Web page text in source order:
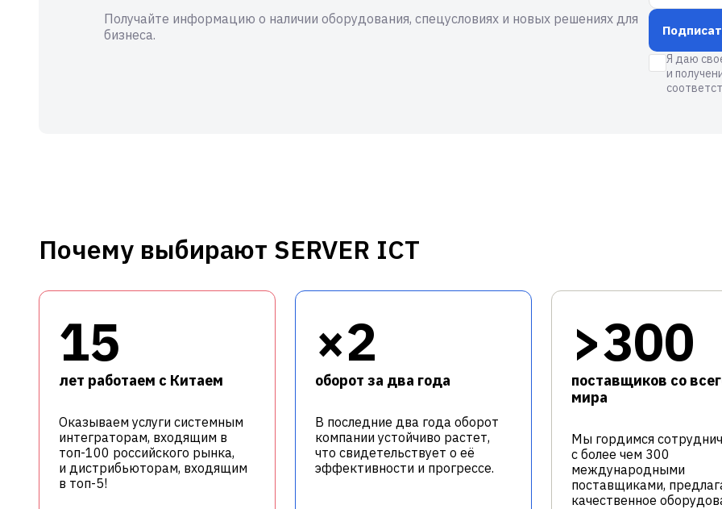
Получайте информацию о наличии оборудования, спецусловиях и новых решениях для
бизнеса.
Я даю
и
Почему выбирают SERVER ICT
15
лет работаем с Китаем
Оказываем услуги системным
интеграторам, входящим в
топ-100 российского рынка,
и дистрибьюторам, входящим
в топ-5!
×2
оборот за два года
В последние два года оборот
компании устойчиво растет,
что свидетельствует о её
эффективности и прогрессе.
>300
поставщиков со
мира
Мы гордимся
с более чем 300
международными
поставщиками,
качественное